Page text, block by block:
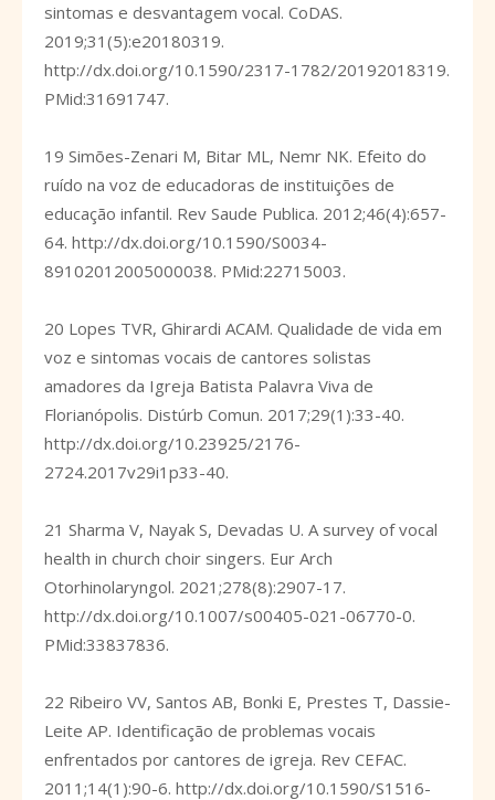
sintomas e desvantagem vocal. CoDAS.
2019;31(5):e20180319.
http://dx.doi.org/10.1590/2317-1782/20192018319.
PMid:31691747.
19 Simões-Zenari M, Bitar ML, Nemr NK. Efeito do
ruído na voz de educadoras de instituições de
educação infantil. Rev Saude Publica. 2012;46(4):657-
64. http://dx.doi.org/10.1590/S0034-
89102012005000038. PMid:22715003.
20 Lopes TVR, Ghirardi ACAM. Qualidade de vida em
voz e sintomas vocais de cantores solistas
amadores da Igreja Batista Palavra Viva de
Florianópolis. Distúrb Comun. 2017;29(1):33-40.
http://dx.doi.org/10.23925/2176-
2724.2017v29i1p33-40.
21 Sharma V, Nayak S, Devadas U. A survey of vocal
health in church choir singers. Eur Arch
Otorhinolaryngol. 2021;278(8):2907-17.
http://dx.doi.org/10.1007/s00405-021-06770-0.
PMid:33837836.
22 Ribeiro VV, Santos AB, Bonki E, Prestes T, Dassie-
Leite AP. Identificação de problemas vocais
enfrentados por cantores de igreja. Rev CEFAC.
2011;14(1):90-6. http://dx.doi.org/10.1590/S1516-